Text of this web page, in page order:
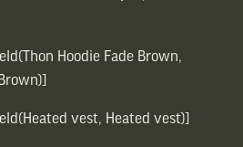
Hoodie Fade Brown,
vest, Heated vest)]